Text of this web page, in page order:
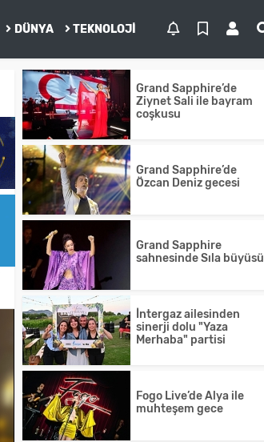
DÜNYA TEKNOLOJI
Grand Sapphire’de
Ziynet Sali ile bayram
coşkusu
Grand Sapphire’de
Özcan Deniz gecesi
Grand Sapphire
sahnesinde Sıla büyüsü
İntergaz ailesinden
sinerji dolu "Yaza
Merhaba" partisi
Fogo Live’de Alya ile
muhteşem gece